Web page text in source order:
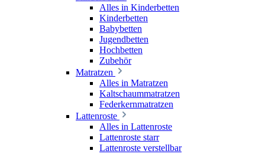
Alles in Kinderbetten
Kinderbetten
Babybetten
Jugendbetten
Hochbetten
Zubehör
Matratzen
Alles in Matratzen
Kaltschaummatratzen
Federkernmatratzen
Lattenroste
Alles in Lattenroste
Lattenroste starr
Lattenroste verstellbar